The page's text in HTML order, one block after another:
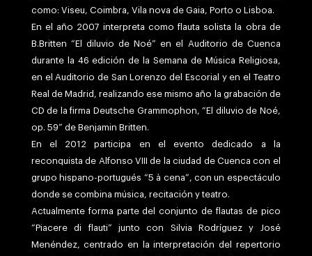
como: Viseu, Coimbra, Vila nova de Gaia, Porto o Lisboa.
En el año 2007 interpreta como flauta solista la obra de
B.Britten “El diluvio de Noé” en el Auditorio de Cuenca
durante la 46 edición de la Semana de Música Religiosa,
en el Auditorio de San Lorenzo del Escorial y en el Teatro
Real de Madrid, realizando ese mismo año la grabación de
CD de la firma Deutsche Grammophon, “El diluvio de Noé,
op. 59” de Benjamin Britten.
En el 2012 participa en el evento dedicado a la
reconquista de Alfonso VIII de la ciudad de Cuenca con el
grupo hispano-portugués “5 à cena”, con un espectáculo
donde se combina música, recitación y teatro.
Actualmente forma parte del conjunto de flautas de pico
“Piacere di flauti” junto con Silvia Rodríguez y José
Menéndez, centrado en la interpretación del repertorio